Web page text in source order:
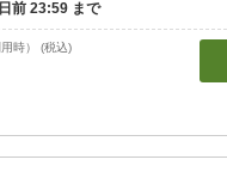
時） (税込)